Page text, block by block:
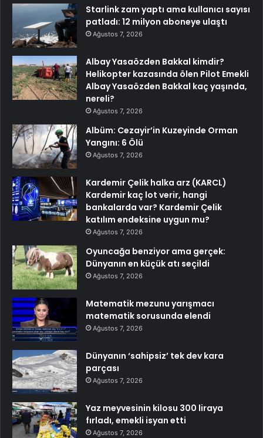
Starlink zam yaptı ama kullanıcı sayısı
patladı: 12 milyon aboneye ulaştı
Ağustos 7, 2026
Albay Yasaözden Bakkal kimdir?
Helikopter kazasında ölen Pilot Emekli
Albay Yasaözden Bakkal kaç yaşında,
nereli?
Ağustos 7, 2026
Albüm: Cezayir’in Kuzeyinde Orman
Yangını: 6 Ölü
Ağustos 7, 2026
Kardemir Çelik halka arz (KARCL)
Kardemir kaç lot verir, hangi
bankalarda var? Kardemir Çelik
katılım endeksine uygun mu?
Ağustos 7, 2026
Oyuncağa benziyor ama gerçek:
Dünyanın en küçük atı seçildi
Ağustos 7, 2026
Matematik mezunu yarışmacı
matematik sorusunda elendi
Ağustos 7, 2026
Dünyanın ‘sahipsiz’ tek dev kara
parçası
Ağustos 7, 2026
Yaz meyvesinin kilosu 300 liraya
fırladı, emekli isyan etti
Ağustos 7, 2026